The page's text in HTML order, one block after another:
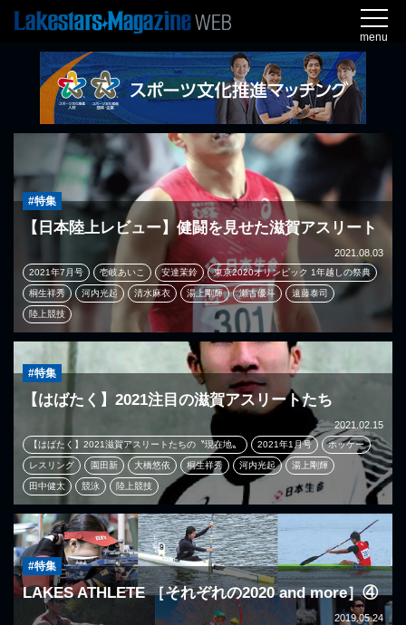
menu
#特集
【日本陸上レビュー】健闘を見せた滋賀アスリート
2021.08.03
2021年7月号 壱岐あいこ 安達茉鈴 東京2020オリンピック 1年越しの祭典
桐生祥秀 河内光起 清水麻衣 湯上剛輝 瀬古優斗 遠藤泰司
陸上競技
#特集
【はばたく】2021注目の滋賀アスリートたち
2021.02.15
【はばたく】2021滋賀アスリートたちの〝現在地〟 2021年1月号 ホッケー
レスリング 園田新 大橋悠依 桐生祥秀 河内光起 湯上剛輝
田中健太 競泳 陸上競技
#特集
LAKES ATHLETE ［それぞれの2020 and more］④
2019.05.24